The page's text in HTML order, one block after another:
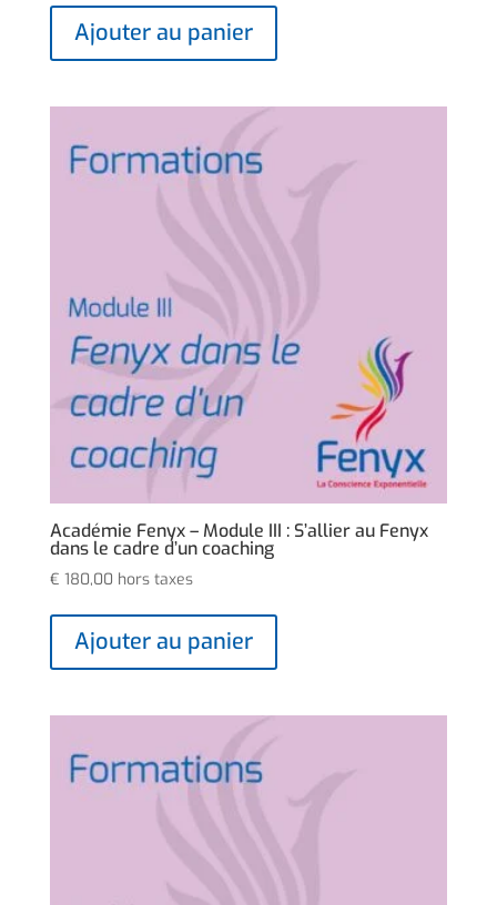
Ajouter au panier
Académie Fenyx – Module III : S’allier au Fenyx
dans le cadre d’un coaching
€ 180,00 hors taxes
Ajouter au panier